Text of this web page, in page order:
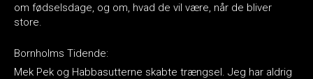
om fødselsdage, og om, hvad de vil være, når de bliver
store.
Bornholms Tidende:
Mek Pek og Habbasutterne skabte trængsel. Jeg har aldrig